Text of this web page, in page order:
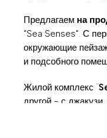
Предлагаем на
"Sea Senses". С
окружающие
и подсобного
Жилой комплекс ¨
другой - с
площадка с